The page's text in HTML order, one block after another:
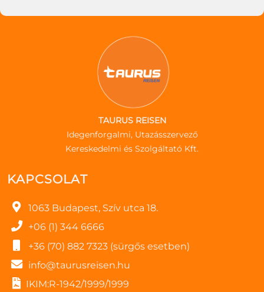
TAURUS REISEN
Idegenforgalmi, Utazásszervező
Kereskedelmi és Szolgáltató Kft.
KAPCSOLAT
1063 Budapest, Szív utca 18.
+06 (1) 344 6666
+36 (70) 882 7323 (sürgős esetben)
info@taurusreisen.hu
IKIM:R-1942/1999/1999